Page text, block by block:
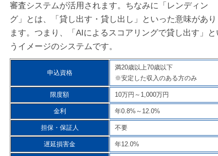
審査システムが活用されます。ちなみに「レンディン
グ」とは、「貸し出す・貸し出し」といった意味があり
ます。つまり、「AIによるスコアリングで貸し出す」と
うイメージのシステムです。
申込資格
満20歳以上70歳以下
※安定した収入のある方のみ
限度額 10万円～1,000万円
金利 年0.8%～12.0%
担保・保証人 不要
遅延損害金 年12.0%